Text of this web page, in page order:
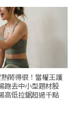
鬧得很！當權王護
跑去中小型題材股
高低拉鋸超過千點